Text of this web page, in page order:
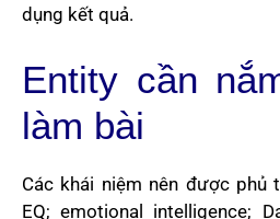
dụng kết quả.
Entity cần
làm bài
Các khái niệm nên được phủ
EQ; emotional intelligence;